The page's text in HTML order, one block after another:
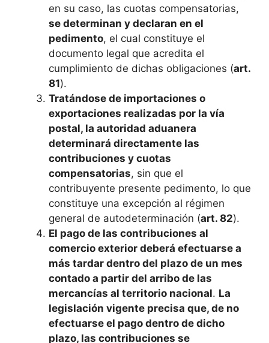
en su caso, las cuotas compensatorias,
se determinan y declaran en el
pedimento, el cual constituye el
documento legal que acredita el
cumplimiento de dichas obligaciones (art.
81).
Tratándose de importaciones o
exportaciones realizadas por la vía
postal, la autoridad aduanera
determinará directamente las
contribuciones y cuotas
compensatorias, sin que el
contribuyente presente pedimento, lo que
constituye una excepción al régimen
general de autodeterminación (art. 82).
El pago de las contribuciones al
comercio exterior deberá efectuarse a
más tardar dentro del plazo de un mes
contado a partir del arribo de las
mercancías al territorio nacional. La
legislación vigente precisa que, de no
efectuarse el pago dentro de dicho
plazo, las contribuciones se